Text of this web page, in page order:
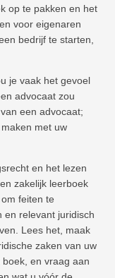
op te pakken en het
voor eigenaren
bedrijf te starten,
je vaak het gevoel
advocaat zou
een advocaat;
met uw
en het lezen
zakelijk leerboek
feiten te
en relevant juridisch
Lees het, maak
zaken van uw
en vraag aan